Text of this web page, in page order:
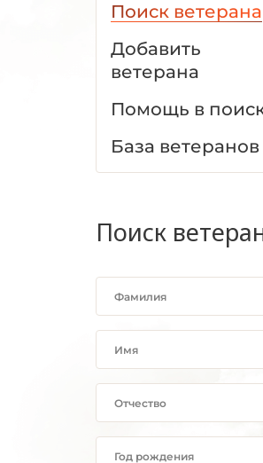
Поиск ветерана
Добавить
ветерана
Помощь в
База ветеранов
Поиск